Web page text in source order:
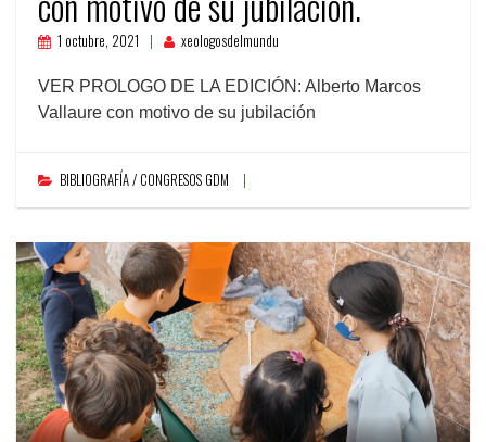
1 octubre, 2021 xeologosdelmundu
VER PROLOGO DE LA EDICIÓN: Alberto Marcos
Vallaure con motivo de su jubilación
BIBLIOGRAFÍA / CONGRESOS GDM